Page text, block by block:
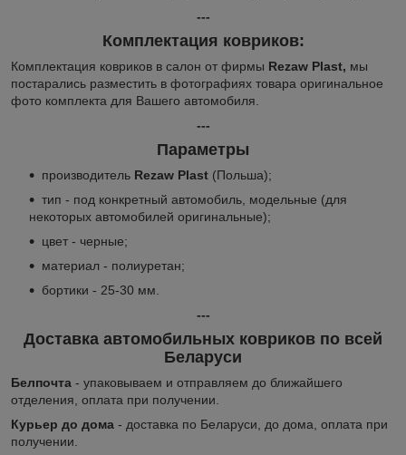
---
Комплектация ковриков:
Комплектация ковриков в салон от фирмы Rezaw Plast, мы
постарались разместить в фотографиях товара оригинальное
фото комплекта для Вашего автомобиля.
---
Параметры
производитель Rezaw Plast (Польша);
тип - под конкретный автомобиль, модельные (для
некоторых автомобилей оригинальные);
цвет - черные;
материал - полиуретан;
бортики - 25-30 мм.
---
Доставка автомобильных ковриков по всей
Беларуси
Белпочта - упаковываем и отправляем до ближайшего
отделения, оплата при получении.
Курьер до дома - доставка по Беларуси, до дома, оплата при
получении.